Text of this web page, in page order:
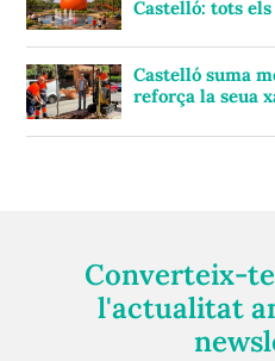
Castelló: tots
Castelló suma
reforça la seua
Converteix-
l'actualitat